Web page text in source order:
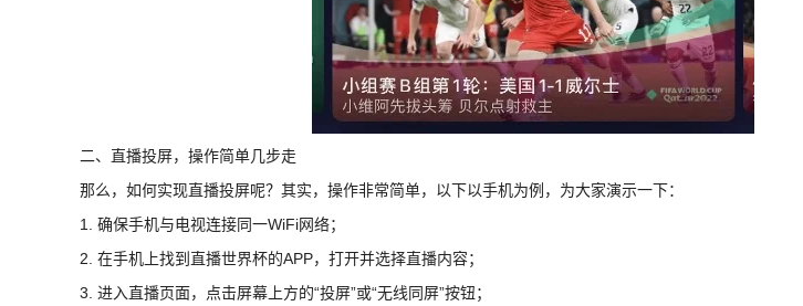
二、直播投屏，操作简单几步走
那么，如何实现直播投屏呢？其实，操作非常简单，以下以手机为例，为大家演示一下：
1. 确保手机与电视连接同一WiFi网络；
2. 在手机上找到直播世界杯的APP，打开并选择直播内容；
3. 进入直播页面，点击屏幕上方的“投屏”或“无线同屏”按钮；